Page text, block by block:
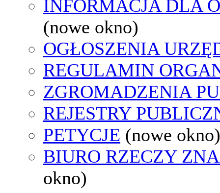
INFORMACJA DLA
(nowe okno)
OGŁOSZENIA
REGULAMIN
ZGROMADZENIA
REJESTRY
PETYCJE (nowe okno)
BIURO RZECZY
okno)